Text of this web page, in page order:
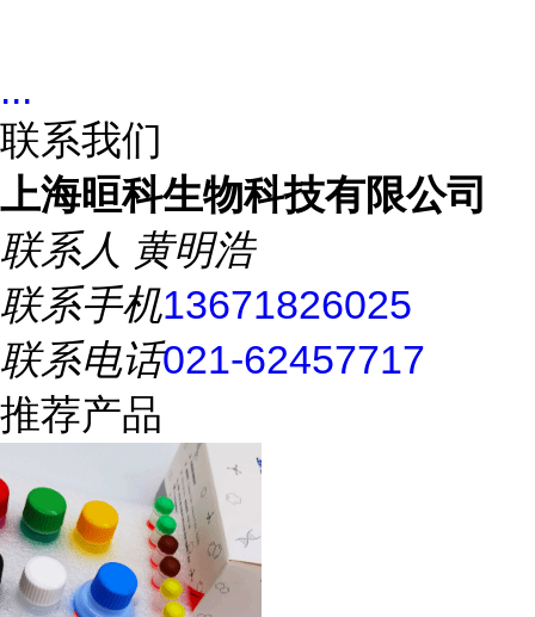
...
联系我们
上海晅科生物科技有限公司
联系人 黄明浩
联系手机13671826025
联系电话021-62457717
推荐产品